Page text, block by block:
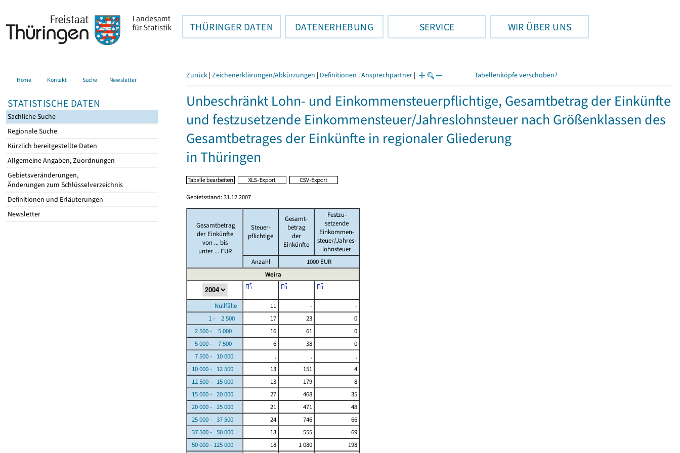
THÜRINGER DATEN DATENERHEBUNG SERVICE WIR ÜBER UNS
Home Kontakt Suche Newsletter
STATISTISCHE DATEN
Sachliche Suche
Regionale Suche
Kürzlich bereitgestellte Daten
Allgemeine Angaben, Zuordnungen
Gebietsveränderungen,
Änderungen zum Schlüsselverzeichnis
Definitionen und Erläuterungen
Newsletter
Zurück | Zeichenerklärungen/Abkürzungen | Definitionen | Ansprechpartner | Tabellenköpfe verschoben?
Unbeschränkt Lohn- und Einkommensteuerpflichtige, Gesamtbetrag der Einkünfte
und festzusetzende Einkommensteuer/Jahreslohnsteuer nach Größenklassen des
Gesamtbetrages der Einkünfte in regionaler Gliederung
in Thüringen
Gebietsstand: 31.12.2007
Gesamtbetrag
der Einkünfte
von ... bis
unter ... EUR
Steuer-
pflichtige
Gesamt-
betrag
der
Einkünfte
Festzu-
setzende
Einkommen-
steuer/Jahres-
lohnsteuer
Anzahl
1000 EUR
Weira
Nullfälle 11 -
-
1 - 2 500
17 23
0
2 500 - 5 000
16 61
0
5 000 - 7 500
6 38
0
7 500 - 10 000
. .
.
10 000 - 12 500
13 151
4
12 500 - 15 000
13 179
8
15 000 - 20 000
27 468
35
20 000 - 25 000
21 471
48
25 000 - 37 500
24 746
66
37 500 - 50 000
13 555
69
50 000 - 125 000
18 1 080 198